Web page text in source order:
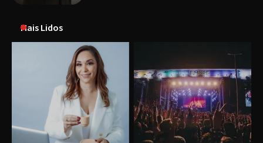
Mais Lidos